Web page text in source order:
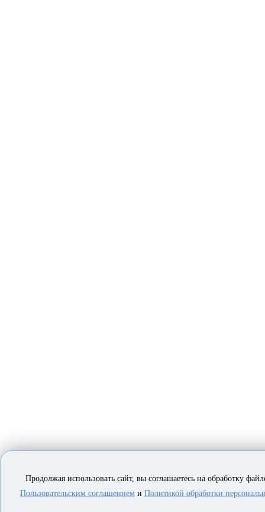
Продолжая использовать сайт, вы соглашаетесь на обработку
Пользовательским соглашениеми Политикой обработки